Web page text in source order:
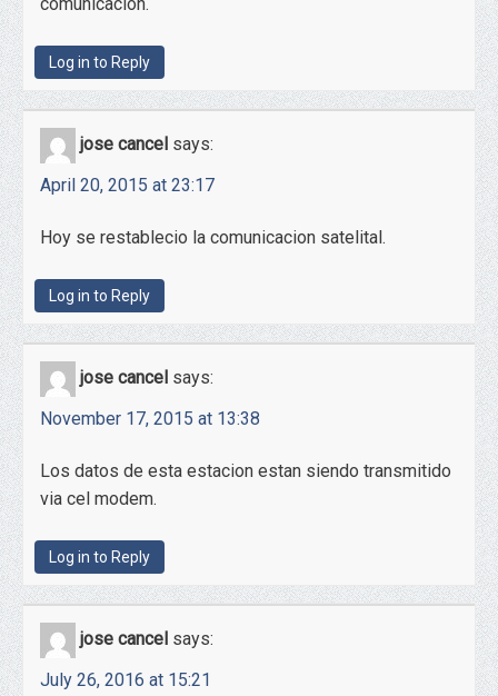
Log in to Reply
jose cancel says:
April 20, 2015 at 23:17
Hoy se restablecio la comunicacion satelital.
Log in to Reply
jose cancel says:
November 17, 2015 at 13:38
Los datos de esta estacion estan siendo transmitido
via cel modem.
Log in to Reply
jose cancel says:
July 26, 2016 at 15:21